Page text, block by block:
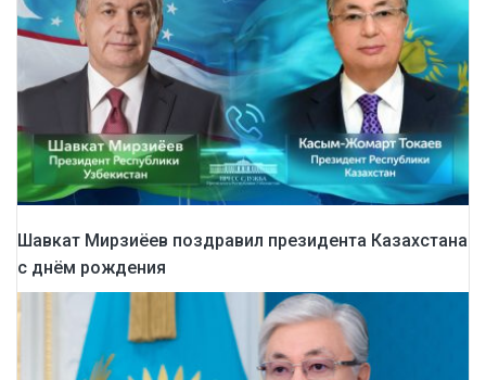
Шавкат Мирзиёев поздравил президента Казахстана
с днём рождения